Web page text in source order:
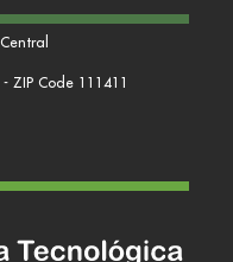
ZIP Code 111411